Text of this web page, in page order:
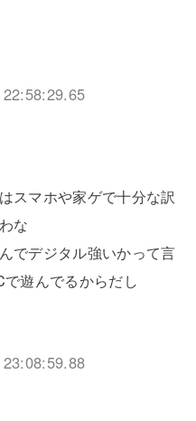
スマホや家ゲで十分な訳
な
でデジタル強いかって言
遊んでるからだし